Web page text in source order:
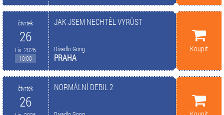
čtvrtek
26
Lis. 2026
10:00
JAK JSEM NECHTĚL VYRŮST
Divadlo Gong
PRAHA
Koupit
čtvrtek
26
NORMÁLNÍ DEBIL 2